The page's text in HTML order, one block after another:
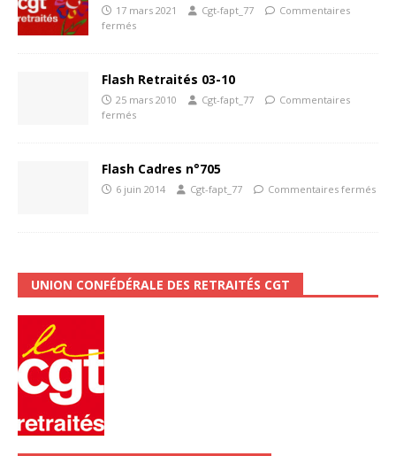
17 mars 2021 Cgt-fapt_77
Commentaires
fermés
Flash Retraités 03-10
25 mars 2010 Cgt-fapt_77
Commentaires
fermés
Flash Cadres n°705
6 juin 2014 Cgt-fapt_77 Commentaires fermés
UNION CONFÉDÉRALE DES RETRAITÉS CGT